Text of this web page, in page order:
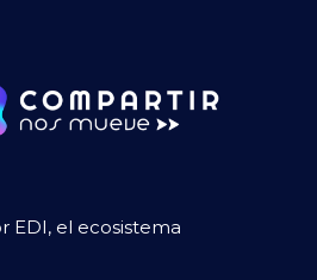
EDI, el ecosistema